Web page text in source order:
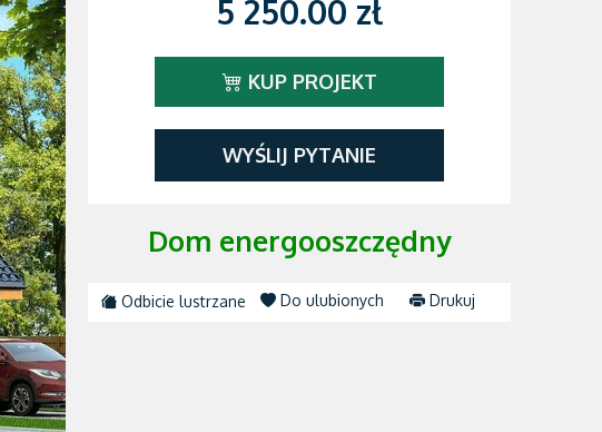
5 250.00 zł
KUP PROJEKT
WYŚLIJ PYTANIE
Dom energooszczędny
Odbicie lustrzane Do ulubionych Drukuj